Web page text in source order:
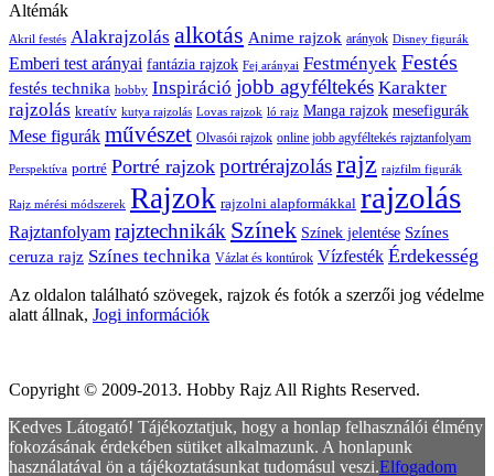
Altémák
Akril festés Alakrajzolás alkotás Anime rajzok arányok Disney figurák
Emberi test arányai fantázia rajzok Fej arányai Festmények Festés
festés technika hobby Inspiráció jobb agyféltekés Karakter
rajzolás kreatív kutya rajzolás Lovas rajzok ló rajz Manga rajzok mesefigurák
Mese figurák művészet Olvasói rajzok online jobb agyféltekés rajztanfolyam
Perspektíva portré Portré rajzok portrérajzolásrajz rajzfilm figurák
Rajz mérési módszerek Rajzok rajzolni alapformákkal rajzolás
Rajztanfolyam rajztechnikák Színek Színek jelentése Színes
ceruza rajz Színes technika Vázlat és kontúrok Vízfesték Érdekesség
Az oldalon található szövegek, rajzok és fotók a szerzői jog védelme
alatt állnak, Jogi információk
Copyright © 2009-2013. Hobby Rajz All Rights Reserved.
Kedves Látogató! Tájékoztatjuk, hogy a honlap felhasználói élmény
fokozásának érdekében sütiket alkalmazunk. A honlapunk
használatával ön a tájékoztatásunkat tudomásul veszi.Elfogadom